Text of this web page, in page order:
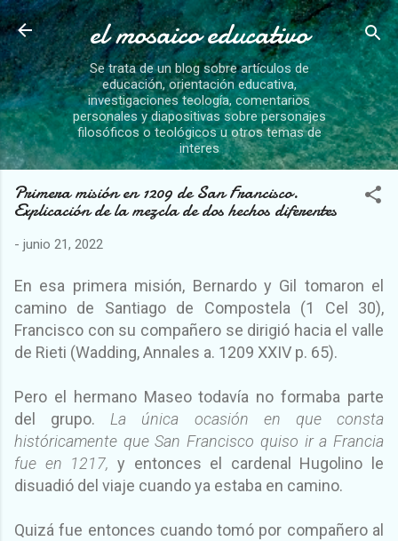
Ir al contenido principal
el mosaico educativo
Se trata de un blog sobre artículos de
educación, orientación educativa,
investigaciones teología, comentarios
personales y diapositivas sobre personajes
filosóficos o teológicos u otros temas de
interes
Primera misión en 1209 de San Francisco.
Explicación de la mezcla de dos hechos diferentes
- junio 21, 2022
En esa primera misión, Bernardo y Gil tomaron el
camino de Santiago de Compostela (1 Cel 30),
Francisco con su compañero se dirigió hacia el valle
de Rieti (Wadding, Annales a. 1209 XXIV p. 65).
Pero el hermano Maseo todavía no formaba parte
del grupo. La única ocasión en que consta
históricamente que San Francisco quiso ir a Francia
fue en 1217, y entonces el cardenal Hugolino le
disuadió del viaje cuando ya estaba en camino.
Quizá fue entonces cuando tomó por compañero al